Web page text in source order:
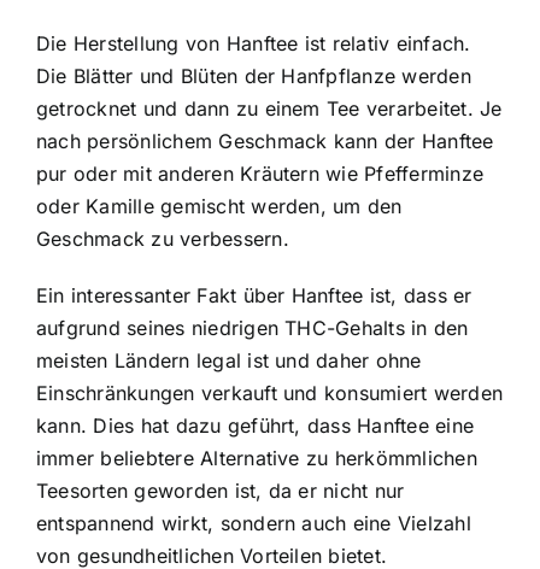
Die Herstellung von Hanftee ist relativ einfach.
Die Blätter und Blüten der Hanfpflanze werden
getrocknet und dann zu einem Tee verarbeitet. Je
nach persönlichem Geschmack kann der Hanftee
pur oder mit anderen Kräutern wie Pfefferminze
oder Kamille gemischt werden, um den
Geschmack zu verbessern.
Ein interessanter Fakt über Hanftee ist, dass er
aufgrund seines niedrigen THC-Gehalts in den
meisten Ländern legal ist und daher ohne
Einschränkungen verkauft und konsumiert werden
kann. Dies hat dazu geführt, dass Hanftee eine
immer beliebtere Alternative zu herkömmlichen
Teesorten geworden ist, da er nicht nur
entspannend wirkt, sondern auch eine Vielzahl
von gesundheitlichen Vorteilen bietet.